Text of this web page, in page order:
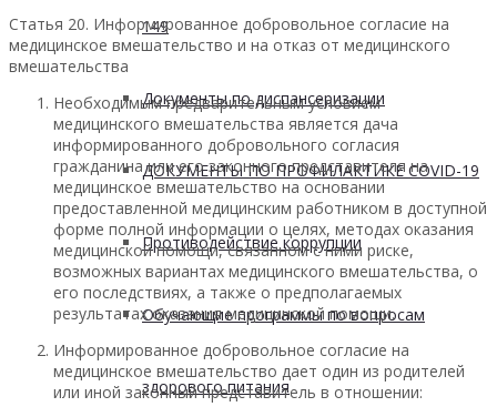
149
Документы по диспансеризации
ДОКУМЕНТЫ ПО ПРОФИЛАКТИКЕ COVID-19
Противодействие коррупции
Обучающие программы по вопросам
здорового питания
Статья 20. Информированное добровольное согласие на
медицинское вмешательство и на отказ от медицинского
вмешательства
Необходимым предварительным условием
медицинского вмешательства является дача
информированного добровольного согласия
гражданина или его законного представителя на
медицинское вмешательство на основании
предоставленной медицинским работником в доступной
форме полной информации о целях, методах оказания
медицинской помощи, связанном с ними риске,
возможных вариантах медицинского вмешательства, о
его последствиях, а также о предполагаемых
результатах оказания медицинской помощи.
Информированное добровольное согласие на
медицинское вмешательство дает один из родителей
или иной законный представитель в отношении: